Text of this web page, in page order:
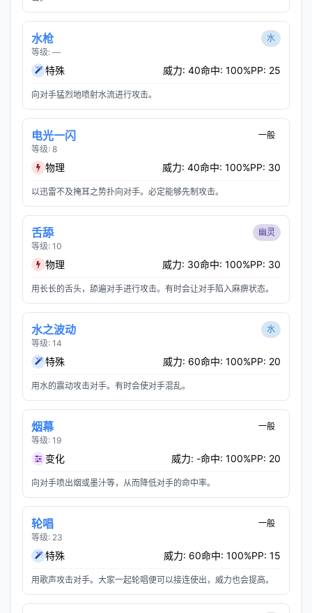
水枪
等级: —
水
特殊 威力: 40命中: 100%PP: 25
向对手猛烈地喷射水流进行攻击。
电光一闪
等级: 8
一般
物理 威力: 40命中: 100%PP: 30
以迅雷不及掩耳之势扑向对手。必定能够先制攻击。
舌舔
等级: 10
幽灵
物理 威力: 30命中: 100%PP: 30
用长长的舌头，舔遍对手进行攻击。有时会让对手陷入麻痹状态。
水之波动
等级: 14
水
特殊 威力: 60命中: 100%PP: 20
用水的震动攻击对手。有时会使对手混乱。
烟幕
等级: 19
一般
变化 威力: -命中: 100%PP: 20
向对手喷出烟或墨汁等，从而降低对手的命中率。
轮唱
等级: 23
一般
特殊 威力: 60命中: 100%PP: 15
用歌声攻击对手。大家一起轮唱便可以接连使出，威力也会提高。